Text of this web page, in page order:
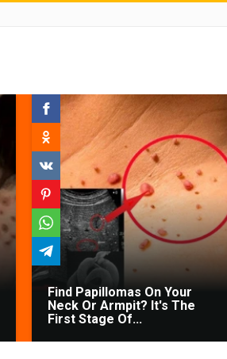
Find Papillomas On Your
Neck Or Armpit? It's The
First Stage Of...